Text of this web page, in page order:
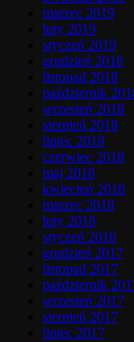
marzec 2019
luty 2019
styczeń 2019
grudzień 2018
listopad 2018
październik
wrzesień 2018
sierpień 2018
lipiec 2018
czerwiec 2018
maj 2018
kwiecień 2018
marzec 2018
luty 2018
styczeń 2018
grudzień 2017
listopad 2017
październik
wrzesień 2017
sierpień 2017
lipiec 2017